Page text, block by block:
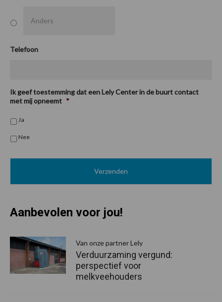
Telefoon
Ik geef toestemming dat een Lely Center in de buurt contact
met mij opneemt *
Ja
Nee
Aanbevolen voor jou!
Van onze partner Lely
Verduurzaming vergund:
perspectief voor
melkveehouders